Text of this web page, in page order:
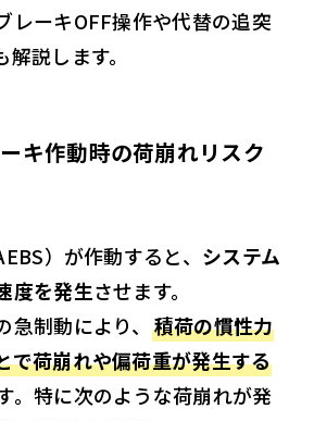
レーキOFF操作や代替の追突
説します。
キ作動時の荷崩れリスク
）が作動すると、 システム
度を発生させます。
急制動により、 積荷の慣性力
で荷崩れや偏荷重が発生する
。特に次のような荷崩れが発